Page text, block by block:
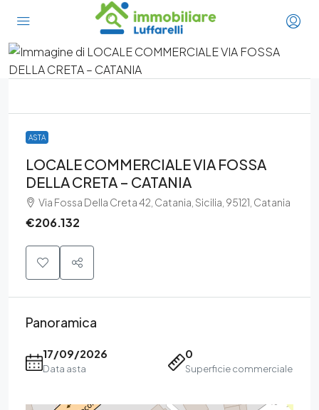
ASTA
LOCALE COMMERCIALE VIA FOSSA
DELLA CRETA – CATANIA
Via Fossa Della Creta 42, Catania, Sicilia, 95121, Catania
€206.132
Panoramica
17/09/2026
Data asta
0
Superficie commerciale